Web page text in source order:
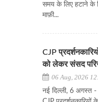
समय के लिए हटाने के
माफ़ी...
CJP
को लेकर संसद
06 Aug, 2026
नई दिल्ली, 6 अगस्त -